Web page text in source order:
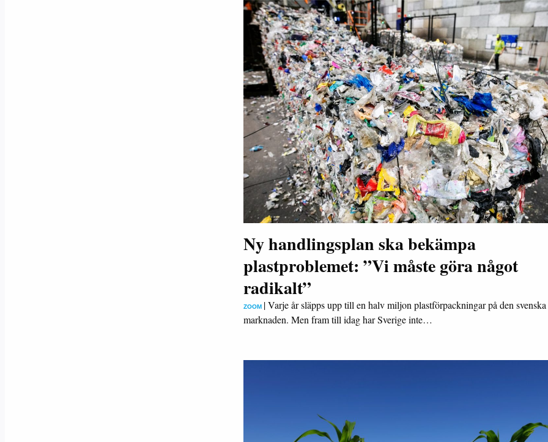
Ny handlingsplan ska bekämpa
plastproblemet: ”Vi måste göra något
radikalt”
ZOOM |Varje år släpps upp till en halv miljon plastförpackningar på den svenska
marknaden. Men fram till idag har Sverige inte…